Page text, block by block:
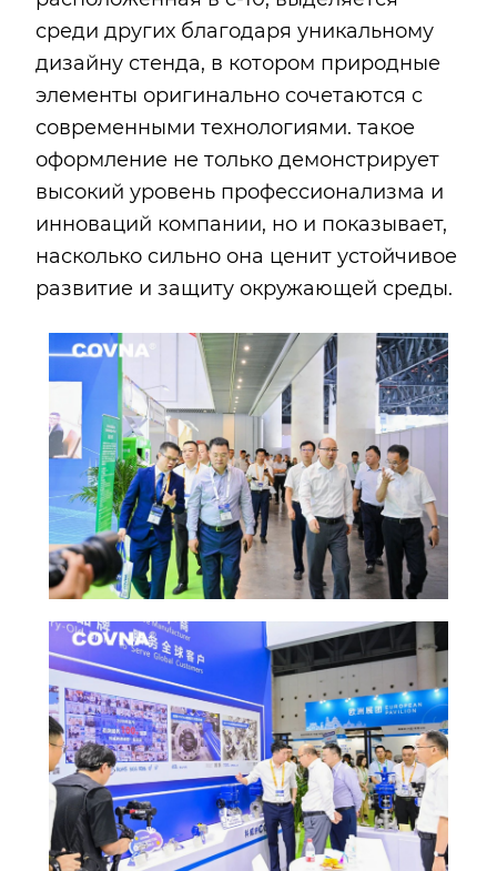
среди других благодаря уникальному
дизайну стенда, в котором природные
элементы оригинально сочетаются с
современными технологиями. такое
оформление не только демонстрирует
высокий уровень профессионализма и
инноваций компании, но и показывает,
насколько сильно она ценит устойчивое
развитие и защиту окружающей среды.